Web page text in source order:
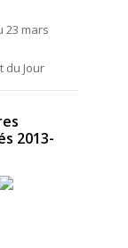
23 mars
du Jour
2013-